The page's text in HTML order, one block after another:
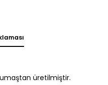
üretilmiştir.